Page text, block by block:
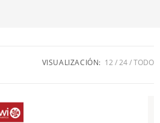
VISUALIZACIÓN: 12 24 TODO